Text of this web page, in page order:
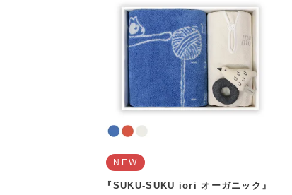
NEW
『SUKU-SUKU iori オーガニック』